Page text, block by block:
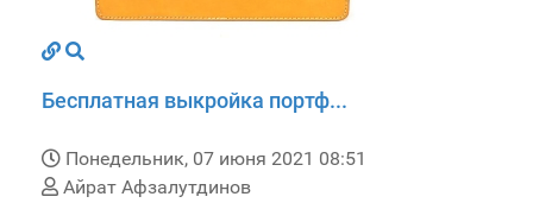
Бесплатная выкройка портф...
Понедельник, 07 июня 2021 08:51
Айрат Афзалутдинов